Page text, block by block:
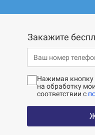
Закажите
Нажимая кнопку
на обработку
соответствии с